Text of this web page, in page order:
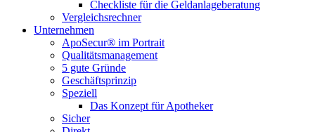
Checkliste für die Geldanlageberatung
Vergleichsrechner
Unternehmen
ApoSecur® im Portrait
Qualitätsmanagement
5 gute Gründe
Geschäftsprinzip
Speziell
Das Konzept für Apotheker
Sicher